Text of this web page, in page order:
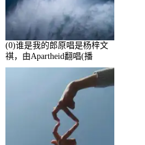
(0)谁是我的郎原唱是杨梓文
祺，由Apartheid翻唱(播
放:94178)